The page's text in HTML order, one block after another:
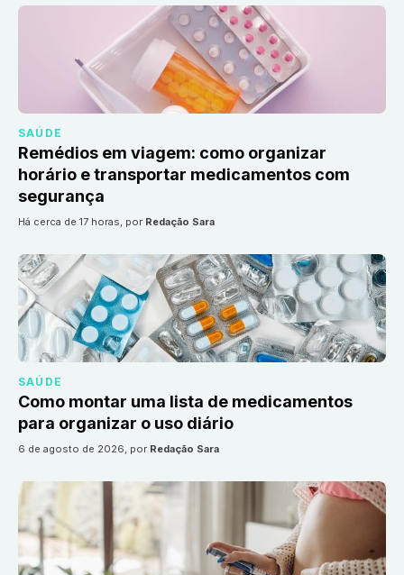
SAÚDE
Remédios em viagem: como organizar
horário e transportar medicamentos com
segurança
há cerca de 17 horas, por Redação Sara
SAÚDE
Como montar uma lista de medicamentos
para organizar o uso diário
6 de agosto de 2026, por Redação Sara